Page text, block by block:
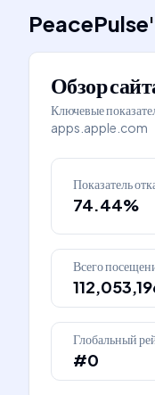
PeacePulse
Обзор
Ключевые
apps.apple.com
Показатель
74.44%
Всего
Глобальный
#0